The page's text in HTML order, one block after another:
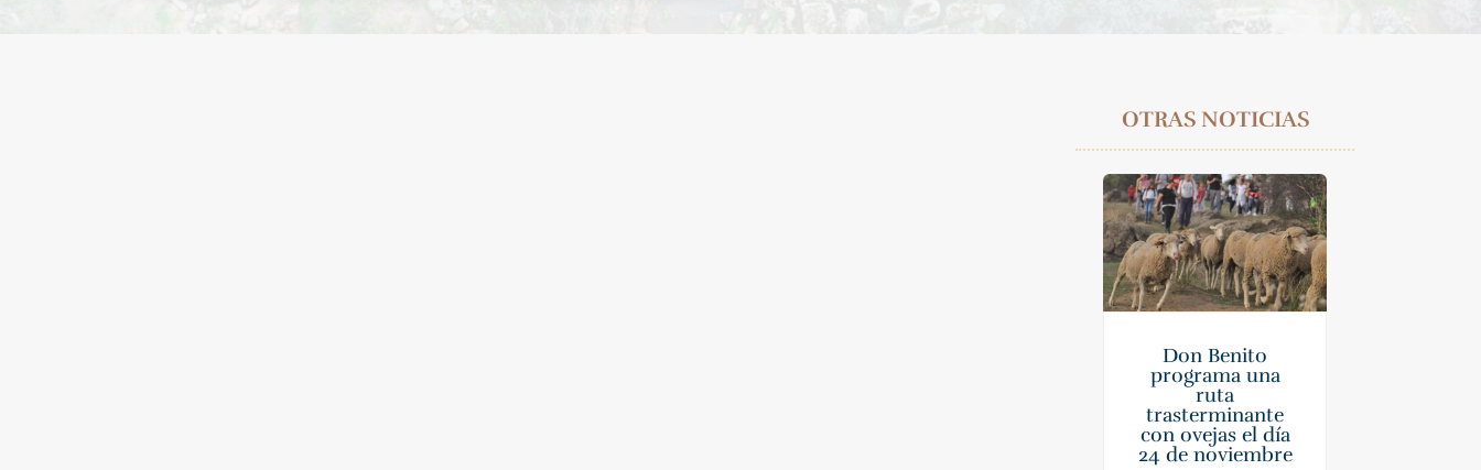
OTRAS NOTICIAS
Don Benito
programa una
ruta
trasterminante
con ovejas el día
24 de noviembre